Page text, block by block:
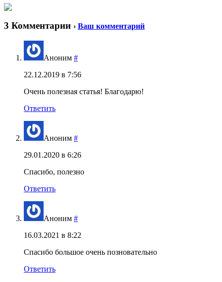
3 Комментарии › Ваш комментарий
Аноним #
22.12.2019 в 7:56
Очень полезная статья! Благодарю!
Ответить
Аноним #
29.01.2020 в 6:26
Спасибо, полезно
Ответить
Аноним #
16.03.2021 в 8:22
Спасибо большое очень позновательно
Ответить